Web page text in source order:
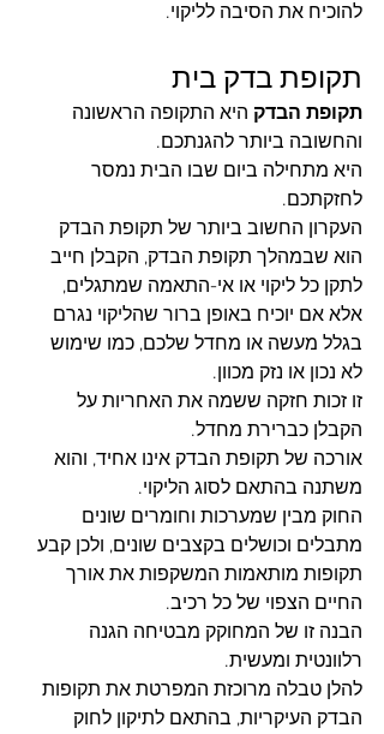
להוכיח את הסיבה לליקוי.
תקופת בדק בית
תקופת הבדק היא התקופה הראשונה
והחשובה ביותר להגנתכם.
היא מתחילה ביום שבו הבית נמסר
לחזקתכם.
העקרון החשוב ביותר של תקופת הבדק
הוא שבמהלך תקופת הבדק, הקבלן חייב
לתקן כל ליקוי או אי-התאמה שמתגלים,
אלא אם יוכיח באופן ברור שהליקוי נגרם
בגלל מעשה או מחדל שלכם, כמו שימוש
לא נכון או נזק מכוון.
זו זכות חזקה ששמה את האחריות על
הקבלן כברירת מחדל.
אורכה של תקופת הבדק אינו אחיד, והוא
משתנה בהתאם לסוג הליקוי.
החוק מבין שמערכות וחומרים שונים
מתבלים וכושלים בקצבים שונים, ולכן קבע
תקופות מותאמות המשקפות את אורך
החיים הצפוי של כל רכיב.
הבנה זו של המחוקק מבטיחה הגנה
רלוונטית ומעשית.
להלן טבלה מרוכזת המפרטת את תקופות
הבדק העיקריות, בהתאם לתיקון לחוק